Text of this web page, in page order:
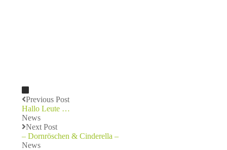
Previous Post
Hallo Leute …
News
Next Post
– Dornröschen & Cinderella –
News